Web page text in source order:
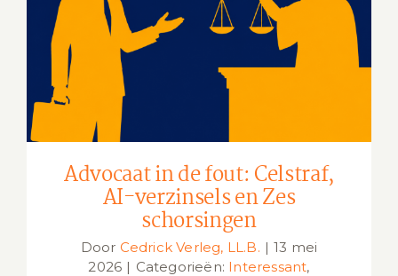
Advocaat in de fout: Celstraf, AI-
verzinsels en Zes schorsingen
Advocaat in de fout: Celstraf,
AI-verzinsels en Zes
schorsingen
Door Cedrick Verleg, LL.B. | 13 mei
2026 | Categorieën: Interessant,